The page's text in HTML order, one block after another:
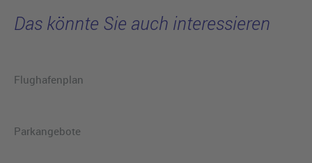
Das könnte Sie auch interessieren
Flughafenplan
Parkangebote